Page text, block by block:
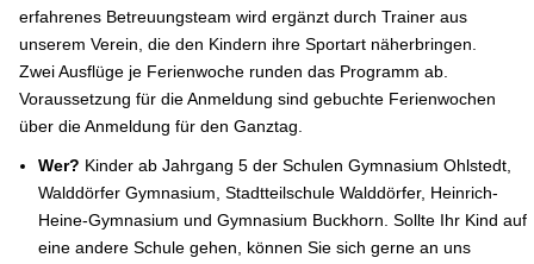
erfahrenes Betreuungsteam wird ergänzt durch Trainer aus
unserem Verein, die den Kindern ihre Sportart näherbringen.
Zwei Ausflüge je Ferienwoche runden das Programm ab.
Voraussetzung für die Anmeldung sind gebuchte Ferienwochen
über die Anmeldung für den Ganztag.
Wer? Kinder ab Jahrgang 5 der Schulen Gymnasium Ohlstedt,
Walddörfer Gymnasium, Stadtteilschule Walddörfer, Heinrich-
Heine-Gymnasium und Gymnasium Buckhorn. Sollte Ihr Kind auf
eine andere Schule gehen, können Sie sich gerne an uns